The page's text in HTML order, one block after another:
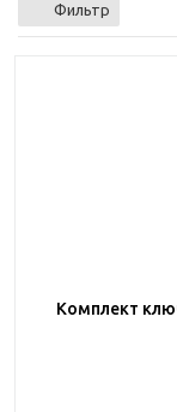
Фильтр
Комплект